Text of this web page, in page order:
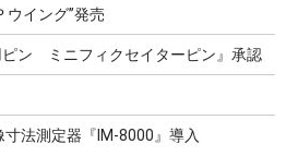
イング”発売
ン ミニフィクセイターピン』承認
法測定器『IM-8000』導入